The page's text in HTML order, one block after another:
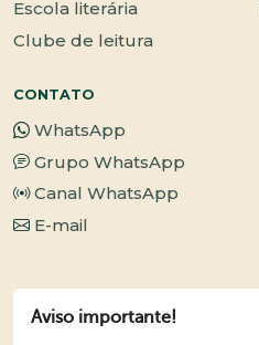
Escola literária
Clube de leitura
CONTATO
WhatsApp
Grupo WhatsApp
Canal WhatsApp
E-mail
Aviso importante!